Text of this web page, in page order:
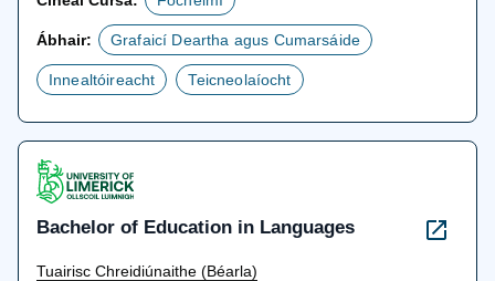
Ábhair: Grafaicí Deartha agus Cumarsáide
Innealtóireacht Teicneolaíocht
Bachelor of Education in Languages
Tuairisc Chreidiúnaithe (Béarla)